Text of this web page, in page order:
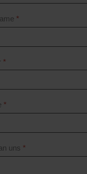
*
*
*
uns *